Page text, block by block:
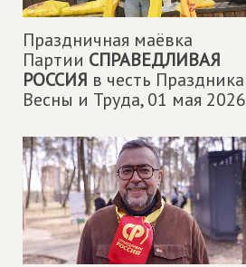
Праздничная маëвка
Партии СПРАВЕДЛИВАЯ
РОССИЯ в честь Праздника
Весны и Труда,01 мая 2026